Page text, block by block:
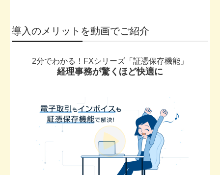
経営改善オンデマンド講座
導入のメリットを動画でご紹介
2分でわかる！FXシリーズ「証憑保存機能」
経理事務が驚くほど快適に